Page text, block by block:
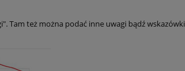
Tam też można podać inne uwagi bądź wskazówki